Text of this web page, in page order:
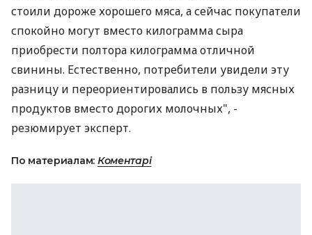
стоили дороже хорошего мяса, а сейчас покупатели
спокойно могут вместо килограмма сыра
приобрести полтора килограмма отличной
свинины. Естественно, потребители увидели эту
разницу и переориентировались в пользу мясных
продуктов вместо дорогих молочных", -
резюмирует эксперт.
По материалам: Коментарі